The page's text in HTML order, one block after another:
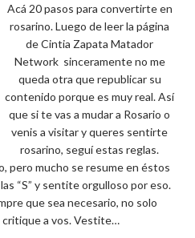
Acá 20 pasos para convertirte en
rosarino. Luego de leer la página
de Cintia Zapata Matador
Network sinceramente no me
queda otra que republicar su
contenido porque es muy real. Así
que si te vas a mudar a Rosario o
venis a visitar y queres sentirte
rosarino, seguí estas reglas.
pero mucho se resume en éstos
“S” y sentite orgulloso por eso.
que sea necesario, no solo
critique a vos. Vestite…